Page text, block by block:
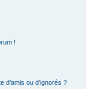
!
d’amis ou d’ignorés ?